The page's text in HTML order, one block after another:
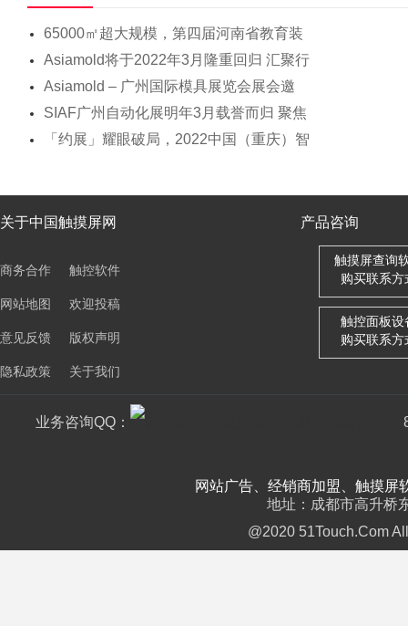
65000㎡超大规模，第四届河南省教育装
Asiamold将于2022年3月隆重回归 汇聚行
Asiamold – 广州国际模具展览会展会邀
SIAF广州自动化展明年3月载誉而归 聚焦
「约展」耀眼破局，2022中国（重庆）智
关于中国触摸屏网
商务合作
网站地图
意见反馈
隐私政策
触控软件
欢迎投稿
版权声明
关于我们
产品咨询
触摸屏查询
购买联系方
触控面板设
购买联系方
业务咨询QQ：
网站广告、经销商加盟、触摸屏
地址：成都市高升桥
@2020 51Touch.Com